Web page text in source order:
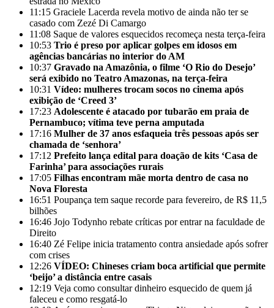
11:15 Graciele Lacerda revela motivo de ainda não ter se
casado com Zezé Di Camargo
11:08 Saque de valores esquecidos recomeça nesta terça-feira
10:53 Trio é preso por aplicar golpes em idosos em
agências bancárias no interior do AM
10:37 Gravado na Amazônia, o filme ‘O Rio do Desejo’
será exibido no Teatro Amazonas, na terça-feira
10:31 Vídeo: mulheres trocam socos no cinema após
exibição de ‘Creed 3’
17:23 Adolescente é atacado por tubarão em praia de
Pernambuco; vítima teve perna amputada
17:16 Mulher de 37 anos esfaqueia três pessoas após ser
chamada de ‘senhora’
17:12 Prefeito lança edital para doação de kits ‘Casa de
Farinha’ para associações rurais
17:05 Filhas encontram mãe morta dentro de casa no
Nova Floresta
16:51 Poupança tem saque recorde para fevereiro, de R$ 11,5
bilhões
16:46 Jojo Todynho rebate críticas por entrar na faculdade de
Direito
16:40 Zé Felipe inicia tratamento contra ansiedade após sofrer
com crises
12:26 VÍDEO: Chineses criam boca artificial que permite
‘beijo’ a distância entre casais
12:19 Veja como consultar dinheiro esquecido de quem já
faleceu e como resgatá-lo